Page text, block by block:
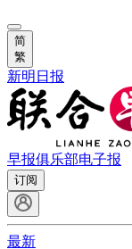
简
繁
新明日报
早报俱乐部电子报
订阅
最新